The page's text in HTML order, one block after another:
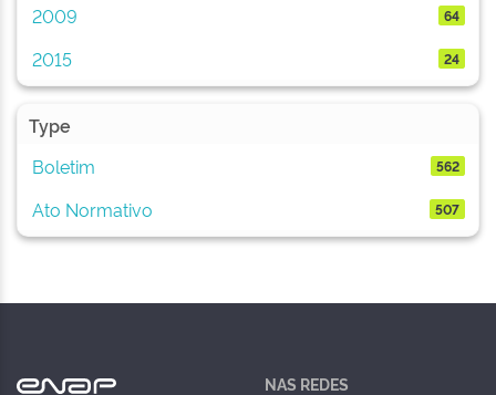
2009 64
2015 24
Type
Boletim
562
Ato Normativo 507
NAS REDES